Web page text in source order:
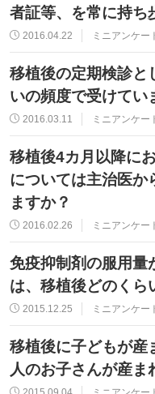
者証等、を常に持ち
2016.04.22 ミニアンケー
移植後の定期検診と
いの頻度で受けてい
2016.03.11 ミニアンケー
移植後4カ月以降に
については主治医か
ますか？
2016.02.26 ミニアンケー
免疫抑制剤の服用量
は、移植後どのくら
2015.12.25 ミニアンケー
移植後に子どもが産
人のお子さんが産ま